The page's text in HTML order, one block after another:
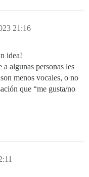
21:16
idea!
a algunas personas les
menos vocales, o no
que “me gusta/no